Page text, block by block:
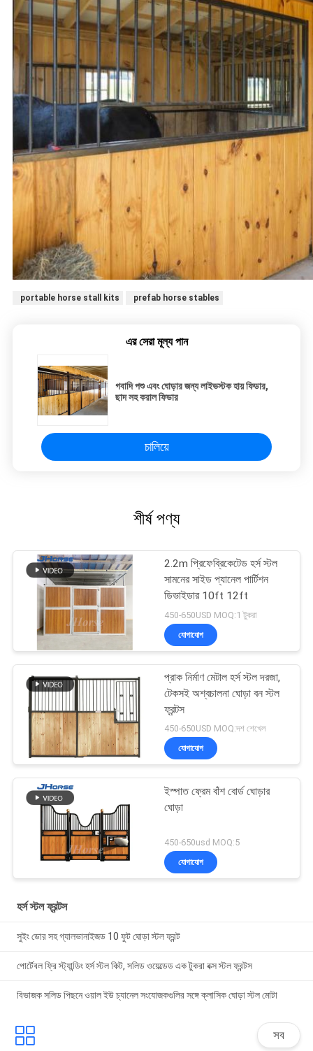
portable horse stall kits prefab horse stables
এর সেরা মূল্য পান
গবাদি পশু এবং ঘোড়ার জন্য লাইভস্টক হায় ফিডার,
ছাদ সহ করাল ফিডার
চালিয়ে
শীর্ষ পণ্য
2.2m প্রিফেব্রিকেটেড হর্স স্টল
সামনের সাইড প্যানেল পার্টিশন
ডিভাইডার 10ft 12ft
450-650USD MOQ:1 টুকরা
যোগাযোগ
প্রাক নির্মাণ মেটাল হর্স স্টল দরজা,
টেকসই অশ্বচালনা ঘোড়া বন স্টল
ফ্রন্টস
450-650USD MOQ:দশ শেখেল
যোগাযোগ
ইস্পাত ফ্রেম বাঁশ বোর্ড ঘোড়ার
ঘোড়া
450-650usd MOQ:5
যোগাযোগ
হর্স স্টল ফ্রন্টস
সুইং ডোর সহ গ্যালভানাইজড 10 ফুট ঘোড়া স্টল ফ্রন্ট
পোর্টেবল ফ্রি স্ট্যান্ডিং হর্স স্টল কিট, সলিড ওয়েল্ডেড এক টুকরা বক্স স্টল ফ্রন্টস
বিভাজক সলিড পিছনে ওয়াল ইউ চ্যানেল সংযোজকগুলির সঙ্গে ক্লাসিক ঘোড়া স্টল মোটা
সব